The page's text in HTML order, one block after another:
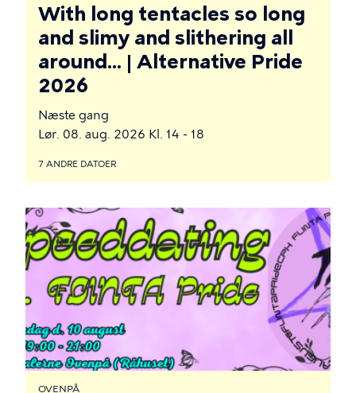
With long tentacles so long
and slimy and slithering all
around... | Alternative Pride
2026
Næste gang
Lør. 08. aug. 2026 Kl. 14 - 18
7 ANDRE DATOER
OVENPÅ